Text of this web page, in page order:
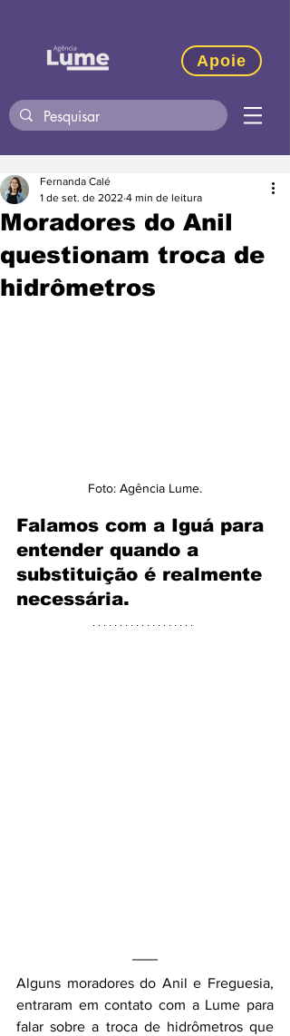
Apoie
Moradores do Anil
questionam troca de
hidrômetros
Fernanda Calé
1 de set. de 2022 4 min de leitura
Foto: Agência Lume.
Falamos com a Iguá para
entender quando a
substituição é realmente
necessária.
Alguns moradores do Anil e Freguesia,
entraram em contato com a Lume para
falar sobre a troca de hidrômetros que